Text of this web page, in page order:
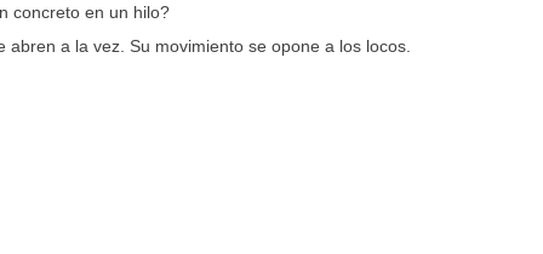
concreto en un hilo?
abren a la vez. Su movimiento se opone a los locos.